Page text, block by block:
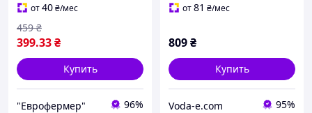
от40₴/мес
399.33₴
459 ₴
Купить
"Еврофермер" 96%
от81 ₴/мес
809₴
Купить
Voda-e.com 95%